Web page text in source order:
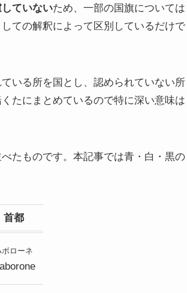
ていないため、一部の国旗については
ての解釈によって区別しているだけで
いる所を国とし、認められていない所
たにまとめているので特に深い意味は
たものです。本記事では青・白・黒の
首都
ボローネ